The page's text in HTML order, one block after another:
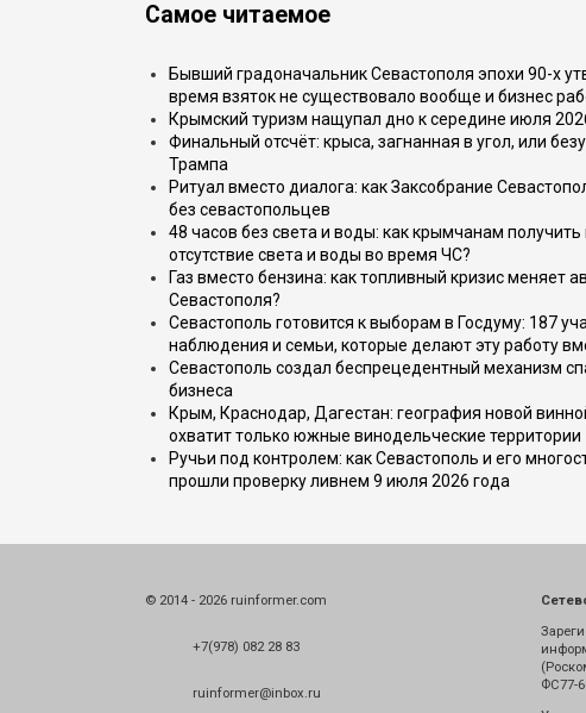
Самое читаемое
Бывший градоначальник Севастополя эпохи 90-х
время взяток не существовало вообще и бизнес
Крымский туризм нащупал дно к середине июля
Финальный отсчёт: крыса, загнанная в угол, или
Трампа
Ритуал вместо диалога: как Заксобрание
без севастопольцев
48 часов без света и воды: как крымчанам получить
отсутствие света и воды во время ЧС?
Газ вместо бензина: как топливный кризис меняет
Севастополя?
Севастополь готовится к выборам в Госдуму: 187
наблюдения и семьи, которые делают эту работу
Севастополь создал беспрецедентный механизм
бизнеса
Крым, Краснодар, Дагестан: география новой
охватит только южные винодельческие территории
Ручьи под контролем: как Севастополь и его
прошли проверку ливнем 9 июля 2026 года
© 2014 - 2026 ruinformer.com
+7(978) 082 28 83
ruinformer@inbox.ru
ФС77-